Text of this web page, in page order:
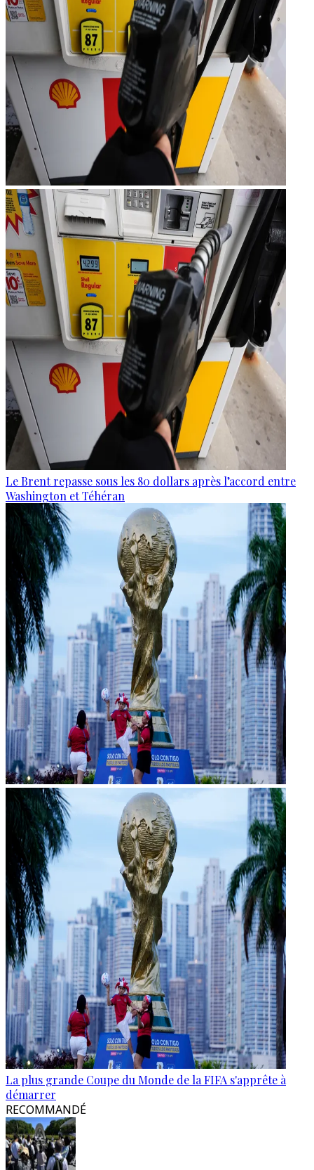
Le Brent repasse sous les 80 dollars après l’accord entre
Washington et Téhéran
La plus grande Coupe du Monde de la FIFA s'apprête à
démarrer
RECOMMANDÉ